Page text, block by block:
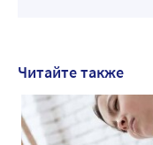
Читайте также